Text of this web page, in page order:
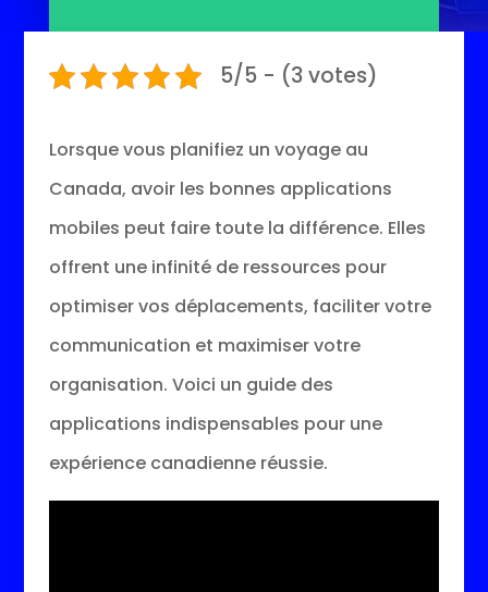
5/5 - (3 votes)
Lorsque vous planifiez un voyage au
Canada, avoir les bonnes applications
mobiles peut faire toute la différence. Elles
offrent une infinité de ressources pour
optimiser vos déplacements, faciliter votre
communication et maximiser votre
organisation. Voici un guide des
applications indispensables pour une
expérience canadienne réussie.